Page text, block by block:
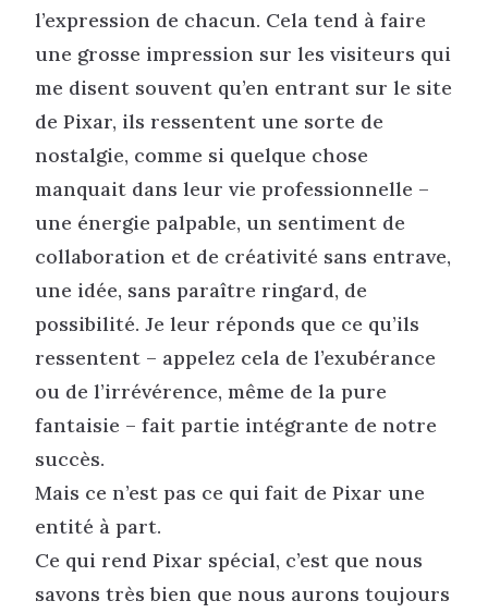
l’expression de chacun. Cela tend à faire
une grosse impression sur les visiteurs qui
me disent souvent qu’en entrant sur le site
de Pixar, ils ressentent une sorte de
nostalgie, comme si quelque chose
manquait dans leur vie professionnelle –
une énergie palpable, un sentiment de
collaboration et de créativité sans entrave,
une idée, sans paraître ringard, de
possibilité. Je leur réponds que ce qu’ils
ressentent – appelez cela de l’exubérance
ou de l’irrévérence, même de la pure
fantaisie – fait partie intégrante de notre
succès.
Mais ce n’est pas ce qui fait de Pixar une
entité à part.
Ce qui rend Pixar spécial, c’est que nous
savons très bien que nous aurons toujours